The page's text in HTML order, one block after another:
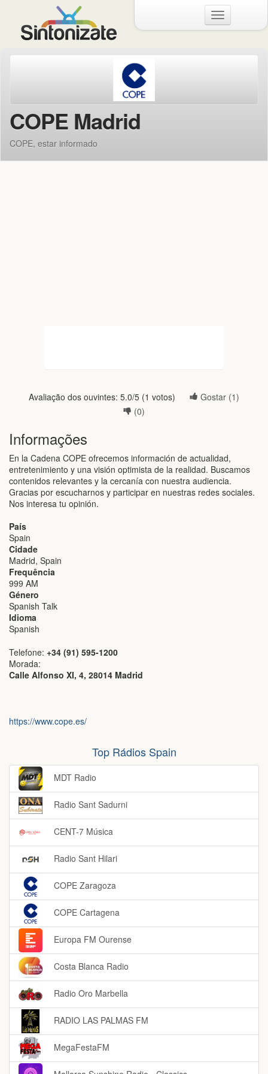
Menu
COPE Madrid
COPE, estar informado
Avaliação dos ouvintes: 5.0/5 (1 votos) Gostar (1)
(0)
Informações
En la Cadena COPE ofrecemos información de actualidad,
entretenimiento y una visión optimista de la realidad. Buscamos
contenidos relevantes y la cercanía con nuestra audiencia.
Gracias por escucharnos y participar en nuestras redes sociales.
Nos interesa tu opinión.
País
Spain
Cidade
Madrid, Spain
Frequência
999 AM
Género
Spanish Talk
Idioma
Spanish
Telefone: +34 (91) 595-1200
Morada:
Calle Alfonso XI, 4, 28014 Madrid
https://www.cope.es/
Top Rádios Spain
MDT Radio
Radio Sant Sadurni
CENT-7 Música
Radio Sant Hilari
COPE Zaragoza
COPE Cartagena
Europa FM Ourense
Costa Blanca Radio
Radio Oro Marbella
RADIO LAS PALMAS FM
MegaFestaFM